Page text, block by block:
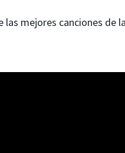
mejores canciones de